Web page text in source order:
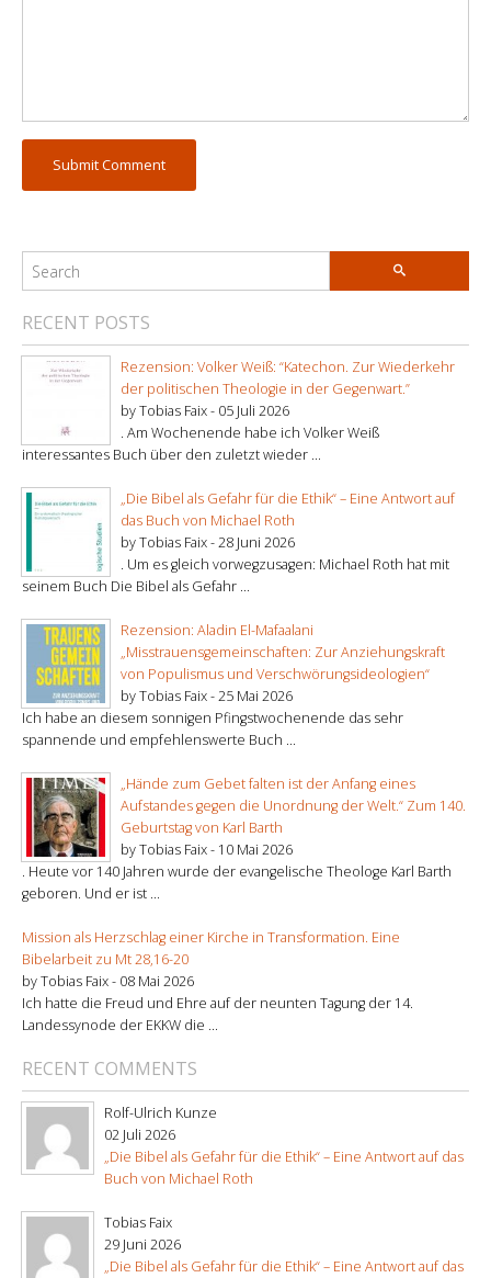
RECENT POSTS
Rezension: Volker Weiß: “Katechon. Zur Wiederkehr
der politischen Theologie in der Gegenwart.”
by Tobias Faix - 05 Juli 2026
. Am Wochenende habe ich Volker Weiß
interessantes Buch über den zuletzt wieder ...
„Die Bibel als Gefahr für die Ethik“ – Eine Antwort auf
das Buch von Michael Roth
by Tobias Faix -28 Juni 2026
. Um es gleich vorwegzusagen: Michael Roth hat mit
seinem Buch Die Bibel als Gefahr ...
Rezension: Aladin El-Mafaalani
„Misstrauensgemeinschaften: Zur Anziehungskraft
von Populismus und Verschwörungsideologien“
by Tobias Faix -25 Mai 2026
Ich habe an diesem sonnigen Pfingstwochenende das sehr
spannende und empfehlenswerte Buch ...
„Hände zum Gebet falten ist der Anfang eines
Aufstandes gegen die Unordnung der Welt.“ Zum 140.
Geburtstag von Karl Barth
by Tobias Faix - 10 Mai 2026
. Heute vor 140 Jahren wurde der evangelische Theologe Karl Barth
geboren. Und er ist ...
Mission als Herzschlag einer Kirche in Transformation. Eine
Bibelarbeit zu Mt 28,16-20
by Tobias Faix - 08 Mai 2026
Ich hatte die Freud und Ehre auf der neunten Tagung der 14.
Landessynode der EKKW die ...
RECENT COMMENTS
Rolf-Ulrich Kunze
02 Juli 2026
„Die Bibel als Gefahr für die Ethik“ – Eine Antwort auf das
Buch von Michael Roth
Tobias Faix
29 Juni 2026
„Die Bibel als Gefahr für die Ethik“ – Eine Antwort auf das